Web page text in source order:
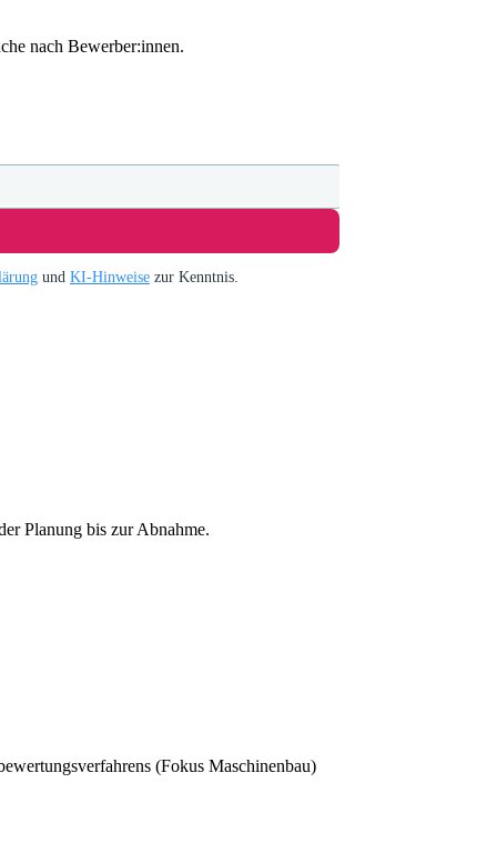
nach Bewerber:innen.
undKI-Hinweise zur Kenntnis.
Planung bis zur Abnahme.
(Fokus Maschinenbau)